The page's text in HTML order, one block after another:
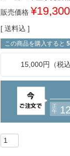
販売価格 ¥19,300
送料込
この商品を購入すると
15,000円（税